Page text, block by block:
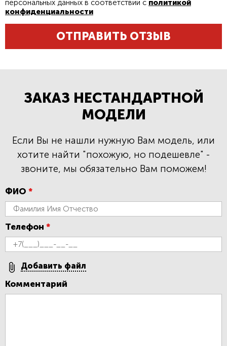
ОТПРАВИТЬ ОТЗЫВ
персональных данных в соответствии с политикой
конфиденциальности
ЗАКАЗ НЕСТАНДАРТНОЙ
МОДЕЛИ
Если Вы не нашли нужную Вам модель, или
хотите найти "похожую, но подешевле" -
звоните, мы обязательно Вам поможем!
ФИО *
Телефон *
Добавить файл
Комментарий